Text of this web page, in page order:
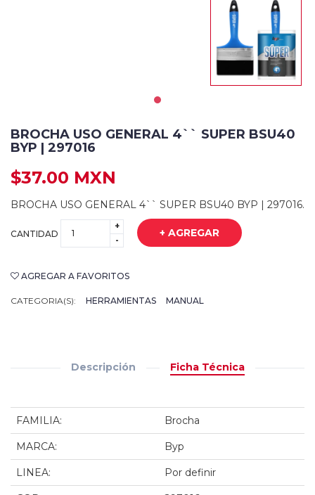
BROCHA USO GENERAL 4`` SUPER BSU40
BYP | 297016
$37.00 MXN
BROCHA USO GENERAL 4`` SUPER BSU40 BYP | 297016.
CANTIDAD
+
-
+ AGREGAR
AGREGAR A FAVORITOS
CATEGORIA(S): HERRAMIENTAS MANUAL
Descripción Ficha Técnica
FAMILIA: Brocha
MARCA: Byp
LINEA: Por definir